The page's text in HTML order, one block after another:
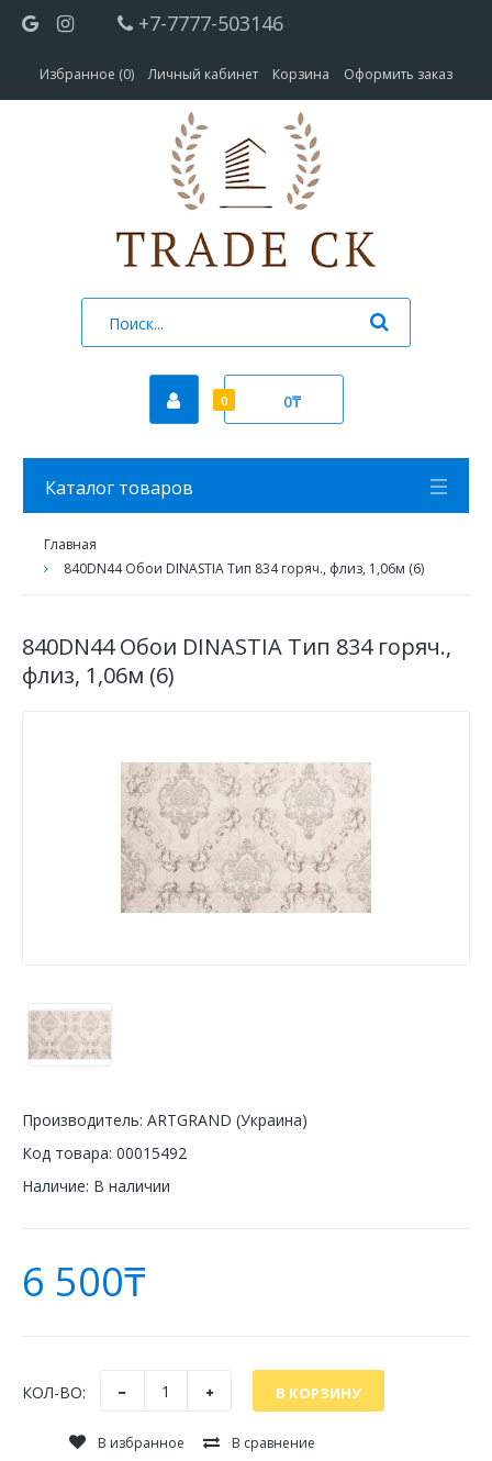
+7-7777-503146
Избранное (0) Личный кабинет Корзина Оформить заказ
0 0₸
Каталог товаров
Главная
840DN44 Обои DINASTIA Тип 834 горяч., флиз, 1,06м (6)
840DN44 Обои DINASTIA Тип 834 горяч.,
флиз, 1,06м (6)
Производитель: ARTGRAND (Украина)
Код товара: 00015492
Наличие: В наличии
6 500₸
КОЛ-ВО:
В избранное В сравнение